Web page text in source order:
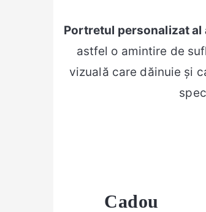
Portretul personalizat al
astfel o amintire de
vizuală care dăinuie și
Cadou